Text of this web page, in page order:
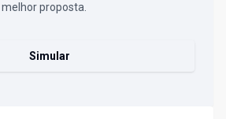
proposta.
Simular